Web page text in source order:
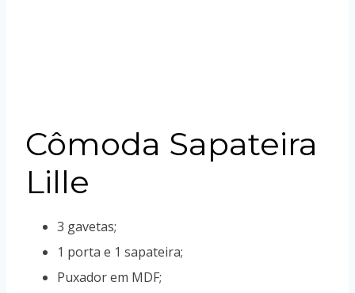
Cômoda Sapateira
Lille
3 gavetas;
1 porta e 1 sapateira;
Puxador em MDF;